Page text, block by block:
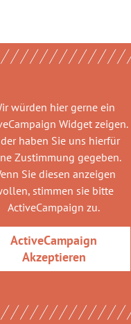
würden hier gerneein
Widgetzeigen.
haben Sie uns hierfür
Zustimmung gegeben.
Sie diesen anzeigen
stimmen sie bitte
ActiveCampaign zu.
ActiveCampaign
Akzeptieren